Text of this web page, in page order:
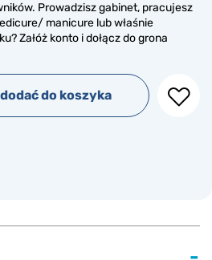
Prowadzisz gabinet, pracujesz
manicure lub właśnie
Załóż konto i dołącz do grona
do koszyka